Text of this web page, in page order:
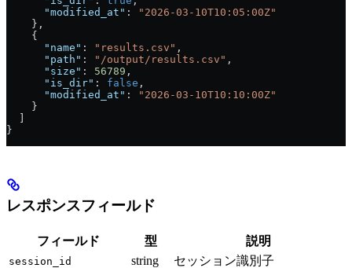
      "modified_at"
:
"2026-03-10T10:05:00Z"
    },
    {
      "name"
: "results.csv" ,
      "path"
: "/output/results.csv" ,
      "size"
: 56789 ,
      "is_dir"
: false ,
      "modified_at"
:
"2026-03-10T10:10:00Z"
    }
  ]
}
レスポンスフィールド
フィールド 型 説明
session_id string セッション識別子